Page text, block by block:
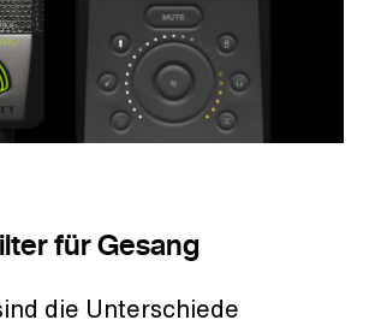
für Gesang
die Unterschiede